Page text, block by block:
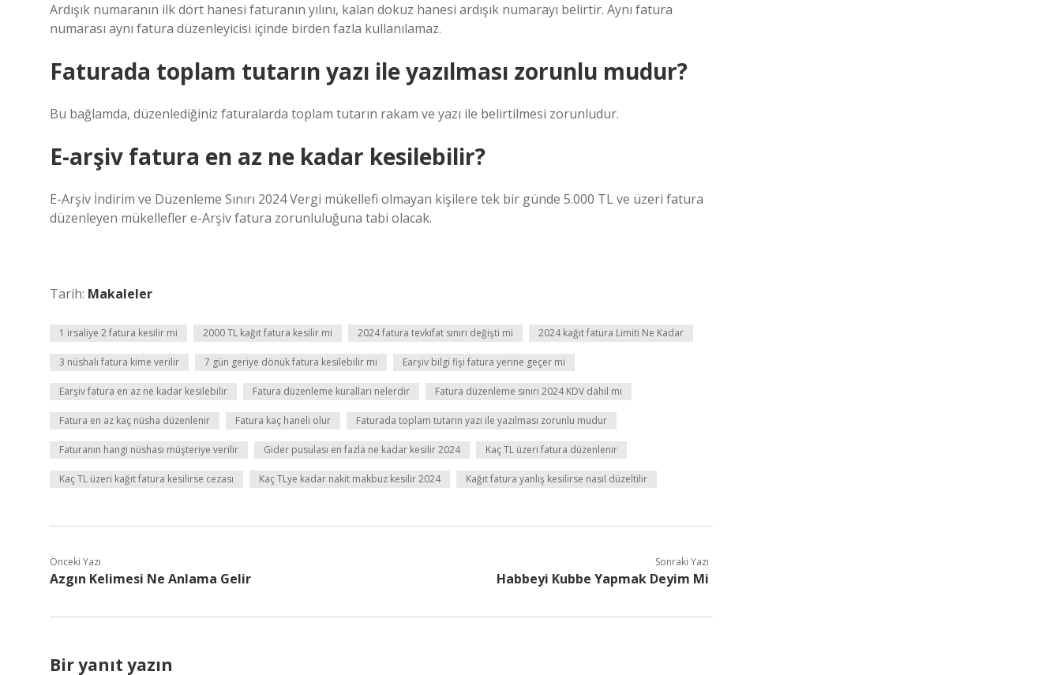
Ardışık numaranın ilk dört hanesi faturanın yılını, kalan dokuz hanesi ardışık numarayı belirtir. Aynı fatura
numarası aynı fatura düzenleyicisi içinde birden fazla kullanılamaz.
Faturada toplam tutarın yazı ile yazılması zorunlu mudur?
Bu bağlamda, düzenlediğiniz faturalarda toplam tutarın rakam ve yazı ile belirtilmesi zorunludur.
E-arşiv fatura en az ne kadar kesilebilir?
E-Arşiv İndirim ve Düzenleme Sınırı 2024 Vergi mükellefi olmayan kişilere tek bir günde 5.000 TL ve üzeri fatura
düzenleyen mükellefler e-Arşiv fatura zorunluluğuna tabi olacak.
Tarih: Makaleler
1 irsaliye 2 fatura kesilir mi 2000 TL kağıt fatura kesilir mi 2024 fatura tevkifat sınırı değişti mi 2024 kağıt fatura Limiti Ne Kadar
3 nüshalı fatura kime verilir 7 gün geriye dönük fatura kesilebilir mi Earşiv bilgi fişi fatura yerine geçer mi
Earşiv fatura en az ne kadar kesilebilir Fatura düzenleme kuralları nelerdir Fatura düzenleme sınırı 2024 KDV dahil mi
Fatura en az kaç nüsha düzenlenir Fatura kaç haneli olur Faturada toplam tutarın yazı ile yazılması zorunlu mudur
Faturanın hangi nüshası müşteriye verilir Gider pusulası en fazla ne kadar kesilir 2024 Kaç TL üzeri fatura düzenlenir
Kaç TL üzeri kağıt fatura kesilirse cezası Kaç TLye kadar nakit makbuz kesilir 2024 Kağıt fatura yanlış kesilirse nasıl düzeltilir
Önceki Yazı
Azgın Kelimesi Ne Anlama Gelir
Sonraki Yazı
Habbeyi Kubbe Yapmak Deyim Mi
Bir yanıt yazın